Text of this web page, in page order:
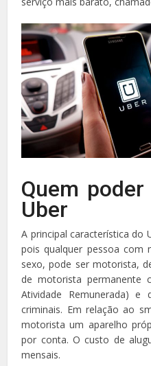
Quem
Uber
A principal característica do
pois qualquer pessoa com
sexo, pode ser motorista,
de motorista permanente
Atividade Remunerada) e
criminais. Em relação ao
motorista um aparelho
por conta. O custo de
mensais.